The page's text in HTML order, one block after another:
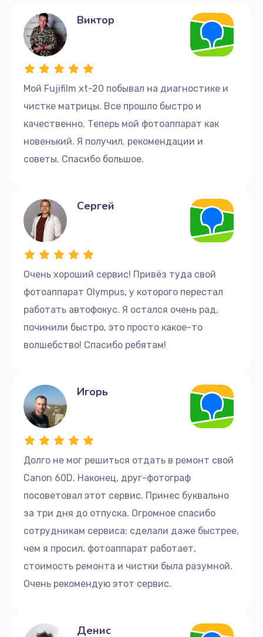
Мой Fujifilm xt-20 побывал на диагностике и
чистке матрицы. Все прошло быстро и
качественно. Теперь мой фотоаппарат как
новенький. Я получил. рекомендации и
советы. Спасибо большое.
Виктор
Очень хороший сервис! Привёз туда свой
фотоаппарат Olympus, у которого перестал
работать автофокус. Я остался очень рад,
починили быстро, это просто какое-то
волшебство! Спасибо ребятам!
Сергей
Долго не мог решиться отдать в ремонт свой
Canon 60D. Наконец, друг-фотограф
посоветовал этот сервис. Принес буквально
за три дня до отпуска. Огромное спасибо
сотрудникам сервиса: сделали даже быстрее,
чем я просил, фотоаппарат работает,
стоимость ремонта и чистки была разумной.
Очень рекомендую этот сервис.
Игорь
Денис